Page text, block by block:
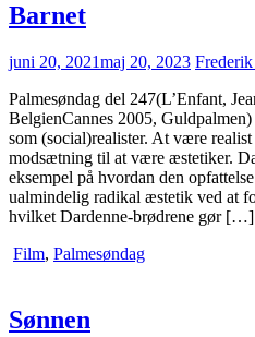
Barnet
juni 20, 2021maj 20, 2023
Palmesøndag del 247(L’Enfant,
BelgienCannes 2005,
som (social)realister. At være
modsætning til at være æstetiker.
eksempel på hvordan den
ualmindelig radikal æstetik ved at
hvilket Dardenne-brødrene gør […]
Film, Palmesøndag
Sønnen